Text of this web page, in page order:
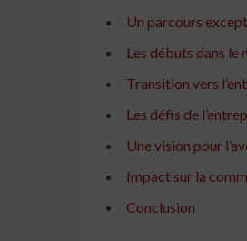
Un parcours
Les débuts dans le
Transition vers
Les défis de
Une vision pour
Impact sur la
Conclusion